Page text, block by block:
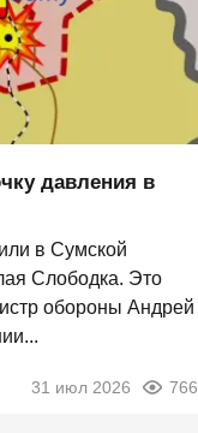
давления в
в Сумской
Слободка. Это
обороны Андрей
31 июл 2026 766